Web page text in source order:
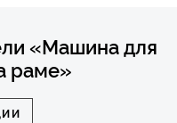
«Машина для
раме»